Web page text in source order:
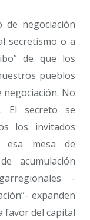
negociación
secretismo o a
de que los
pueblos
negociación. No
El secreto se
los invitados
esa mesa de
acumulación
-
expanden
favor del capital